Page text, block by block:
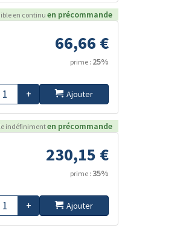
en continuen précommande
66,66 €
prime : 25%
+ Ajouter
indéfinimenten précommande
230,15 €
prime : 35%
+ Ajouter